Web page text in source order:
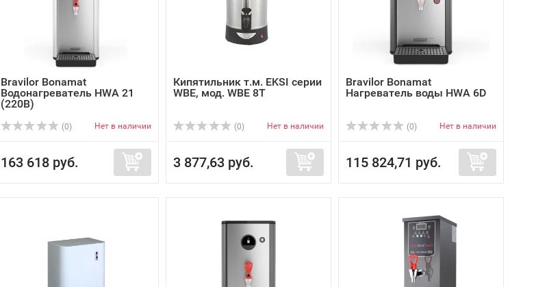
Bravilor Bonamat
Водонагреватель HWA 21
(220В)
(0) Нет в наличии
163 618 руб.
Кипятильник т.м. EKSI серии
WBE, мод. WBE 8T
(0) Нет в наличии
3 877,63 руб.
Bravilor Bonamat
Нагреватель воды HWA 6D
(0) Нет в наличии
115 824,71 руб.